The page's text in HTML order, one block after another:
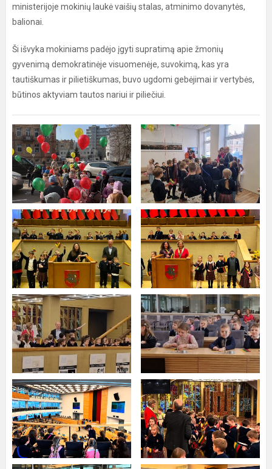
ministerijoje mokinių laukė vaišių stalas, atminimo dovanytės,
balionai.
Ši išvyka mokiniams padėjo įgyti supratimą apie žmonių
gyvenimą demokratinėje visuomenėje, suvokimą, kas yra
tautiškumas ir pilietiškumas, buvo ugdomi gebėjimai ir vertybės,
būtinos aktyviam tautos nariui ir piliečiui.